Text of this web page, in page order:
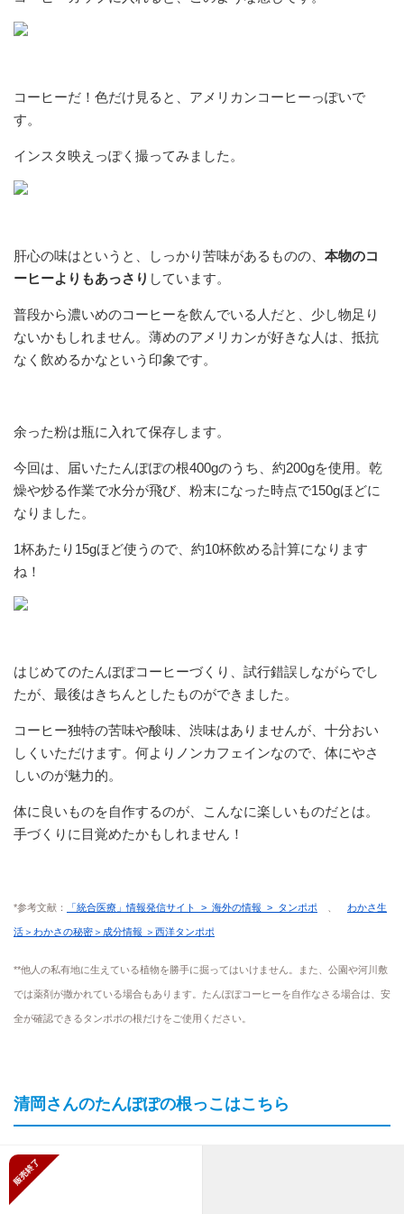
コーヒーだ！色だけ見ると、アメリカンコーヒーっぽいで
す。
インスタ映えっぽく撮ってみました。
肝心の味はというと、しっかり苦味があるものの、 本物のコ
ーヒーよりもあっさり しています。
普段から濃いめのコーヒーを飲んでいる人だと、少し物足り
ないかもしれません。薄めのアメリカンが好きな人は、抵抗
なく飲めるかなという印象です。
余った粉は瓶に入れて保存します。
今回は、届いたたんぽぽの根400gのうち、約200gを使用。乾
燥や炒る作業で水分が飛び、粉末になった時点で150gほどに
なりました。
1杯あたり15gほど使うので、約10杯飲める計算になります
ね！
はじめてのたんぽぽコーヒーづくり、試行錯誤しながらでし
たが、最後はきちんとしたものができました。
コーヒー独特の苦味や酸味、渋味はありませんが、十分おい
しくいただけます。何よりノンカフェインなので、体にやさ
しいのが魅力的。
体に良いものを自作するのが、こんなに楽しいものだとは。
手づくりに目覚めたかもしれません！
*参考文献： 「統合医療」情報発信サイト > 海外の情報 > タンポポ わかさ生
活＞わかさの秘密＞成分情報 ＞西洋タンポポ
**他人の私有地に生えている植物を勝手に掘ってはいけません。また、公園や河川敷
では薬剤が撒かれている場合もあります。たんぽぽコーヒーを自作なさる場合は、安
全が確認できるタンポポの根だけをご使用ください。
清岡さんのたんぽぽの根っこはこちら